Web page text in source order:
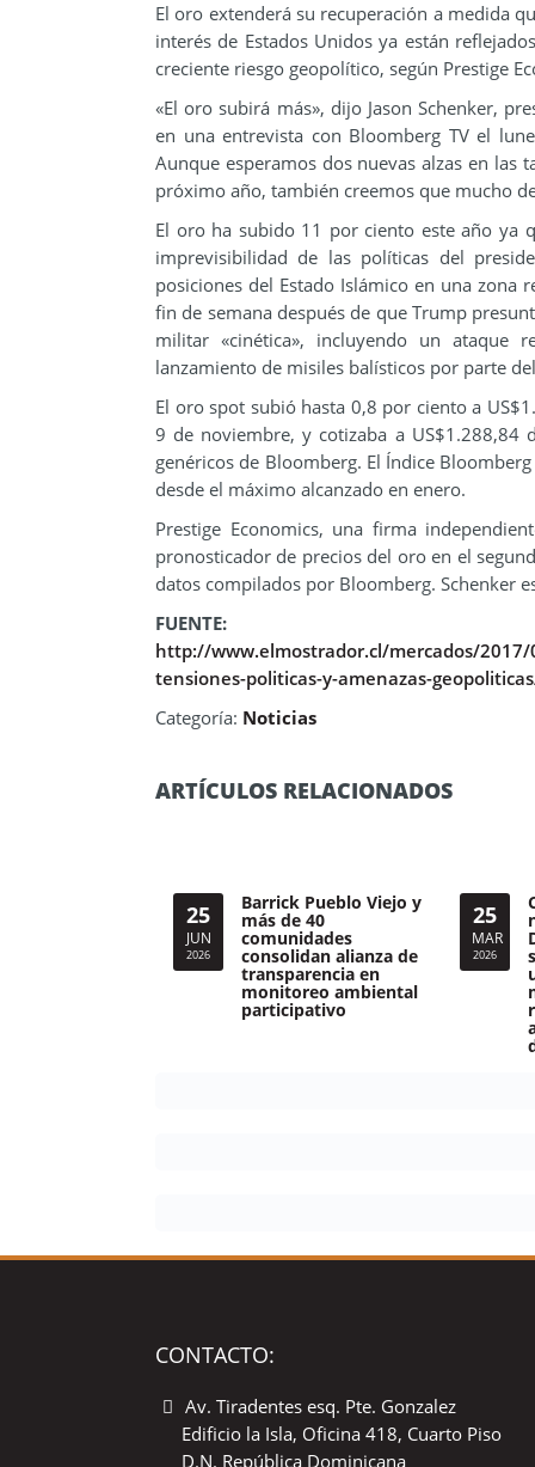
El oro extenderá su recuperación a medida
interés de Estados Unidos ya están
creciente riesgo geopolítico, según Prestige
«El oro subirá más», dijo Jason Schenker,
en una entrevista con Bloomberg TV el
Aunque esperamos dos nuevas alzas en las
próximo año, también creemos que mucho
El oro ha subido 11 por ciento este año ya
imprevisibilidad de las políticas del
posiciones del Estado Islámico en una zona
fin de semana después de que Trump
militar «cinética», incluyendo un ataque
lanzamiento de misiles balísticos por parte
El oro spot subió hasta 0,8 por ciento a
9 de noviembre, y cotizaba a US$1.288,84
genéricos de Bloomberg. El Índice
desde el máximo alcanzado en enero.
Prestige Economics, una firma
pronosticador de precios del oro en el
datos compilados por Bloomberg. Schenker
FUENTE:
http://www.elmostrador.cl/mercados/
tensiones-politicas-y-amenazas-
Categoría: Noticias
ARTÍCULOS RELACIONADOS
25
JUN
2026
Barrick Pueblo Viejo y
más de 40
comunidades
consolidan alianza de
transparencia en
monitoreo ambiental
participativo
25
MAR
2026
CONTACTO:
Av. Tiradentes esq. Pte. Gonzalez
Edificio la Isla, Oficina 418, Cuarto Piso
D.N. República Dominicana